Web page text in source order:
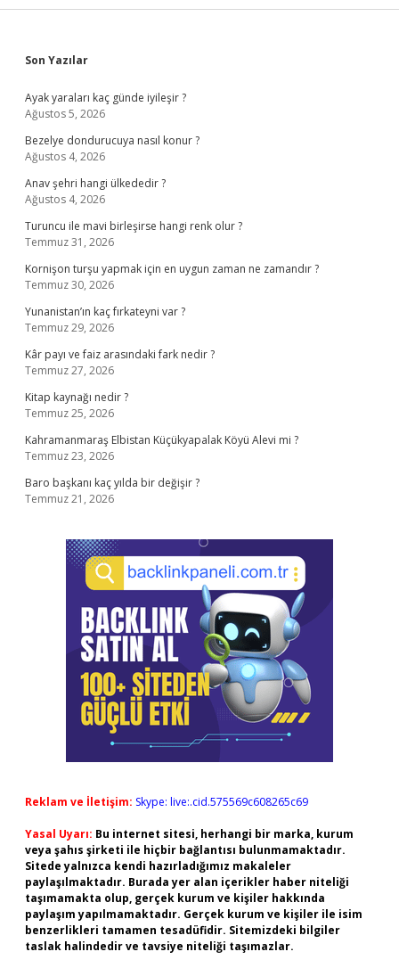
Sidebar
Son Yazılar
Ayak yaraları kaç günde iyileşir ?
Ağustos 5, 2026
Bezelye dondurucuya nasıl konur ?
Ağustos 4, 2026
Anav şehri hangi ülkededir ?
Ağustos 4, 2026
Turuncu ile mavi birleşirse hangi renk olur ?
Temmuz 31, 2026
Kornişon turşu yapmak için en uygun zaman ne zamandır ?
Temmuz 30, 2026
Yunanistan’ın kaç fırkateyni var ?
Temmuz 29, 2026
Kâr payı ve faiz arasındaki fark nedir ?
Temmuz 27, 2026
Kitap kaynağı nedir ?
Temmuz 25, 2026
Kahramanmaraş Elbistan Küçükyapalak Köyü Alevi mi ?
Temmuz 23, 2026
Baro başkanı kaç yılda bir değişir ?
Temmuz 21, 2026
Reklam ve İletişim: Skype: live:.cid.575569c608265c69
Yasal Uyarı: Bu internet sitesi, herhangi bir marka, kurum
veya şahıs şirketi ile hiçbir bağlantısı bulunmamaktadır.
Sitede yalnızca kendi hazırladığımız makaleler
paylaşılmaktadır. Burada yer alan içerikler haber niteliği
taşımamakta olup, gerçek kurum ve kişiler hakkında
paylaşım yapılmamaktadır. Gerçek kurum ve kişiler ile isim
benzerlikleri tamamen tesadüfidir. Sitemizdeki bilgiler
taslak halindedir ve tavsiye niteliği taşımazlar.